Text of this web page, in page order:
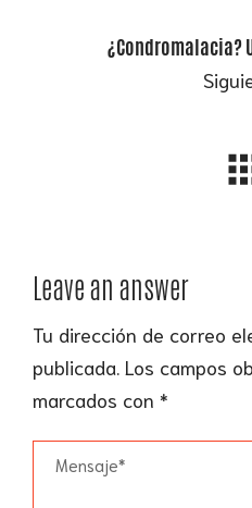
¿Condromalacia?
Leave an answer
Tu dirección de correo
publicada. Los campos
marcados con *